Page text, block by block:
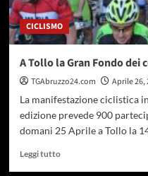
CICLISMO
A Tollo la Gran Fondo dei
TGAbruzzo24.com
Aprile 26,
La manifestazione ciclistica
edizione prevede 900
domani 25 Aprile a Tollo la
Leggi tuttoLeggi